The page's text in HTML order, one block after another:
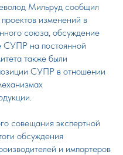
Мильруд сообщил
изменений в
союза, обсуждение
СУПР на постоянной
также были
СУПР в отношении
совещания экспертной
обсуждения
и импортеров